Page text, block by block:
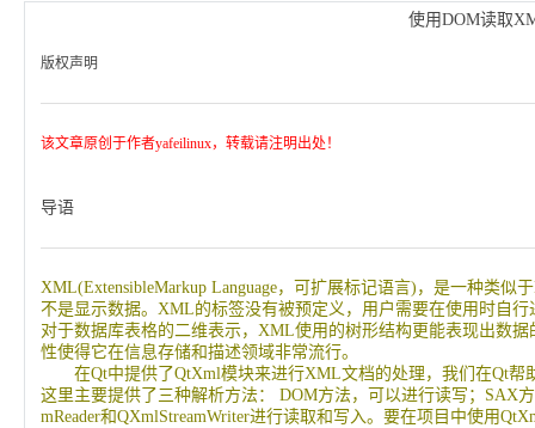
使用DOM读取
版权声明
该文章原创于作者yafeilinux，转载请注明出处！
导语
XML(ExtensibleMarkup Language，可扩展标记语言)，是一种类
不是显示数据。XML的标签没有被预定义，用户需要在使用时自
对于数据库表格的二维表示，XML使用的树形结构更能表现出数
性使得它在信息存储和描述领域非常流行。
在Qt中提供了QtXml模块来进行XML文档的处理，我们在Qt帮
这里主要提供了三种解析方法：
DOM方法，可以进行读写； SAX
mReader和QXmlStreamWriter进行读取和写入。要在项目中使用